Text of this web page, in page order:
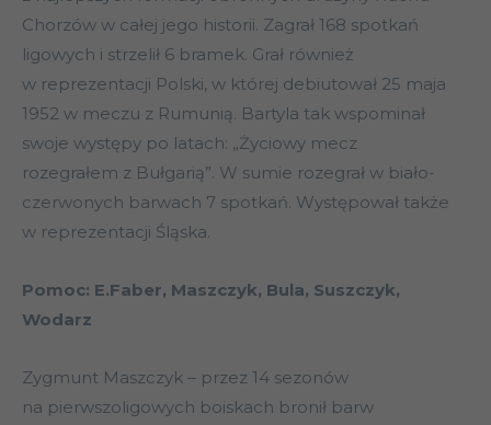
Chorzów w całej jego historii. Zagrał 168 spotkań
ligowych i strzelił 6 bramek. Grał również
w reprezentacji Polski, w której debiutował 25 maja
1952 w meczu z Rumunią. Bartyla tak wspominał
swoje występy po latach: „Życiowy mecz
rozegrałem z Bułgarią”. W sumie rozegrał w biało-
czerwonych barwach 7 spotkań. Występował także
w reprezentacji Śląska.
Pomoc: E.Faber, Maszczyk, Bula, Suszczyk,
Wodarz
Zygmunt Maszczyk – przez 14 sezonów
na pierwszoligowych boiskach bronił barw